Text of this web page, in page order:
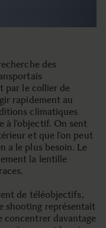
des
par le collier de
rapidement au
climatiques
à l’objectif. On sent
et que l’on peut
a le plus besoin. Le
la lentille
de téléobjectifs,
shooting représentait
concentrer davantage